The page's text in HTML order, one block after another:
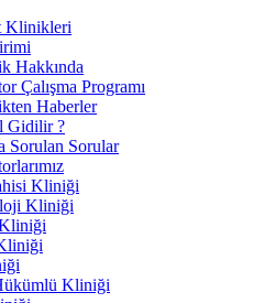
Klinikleri
Hakkında
Çalışma Programı
Haberler
Gidilir ?
Sorulan Sorular
Kliniği
Kliniği
Kliniği